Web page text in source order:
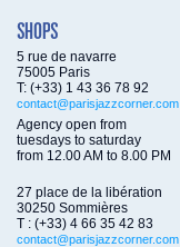
5 rue de navarre
75005 Paris
T: (+33) 1 43 36 78 92
contact@parisjazzcorner.com
Agency open from
tuesdays to saturday
from 12.00 AM to 8.00 PM
27 place de la libération
30250 Sommières
T : (+33) 4 66 35 42 83
contact@parisjazzcorner.com